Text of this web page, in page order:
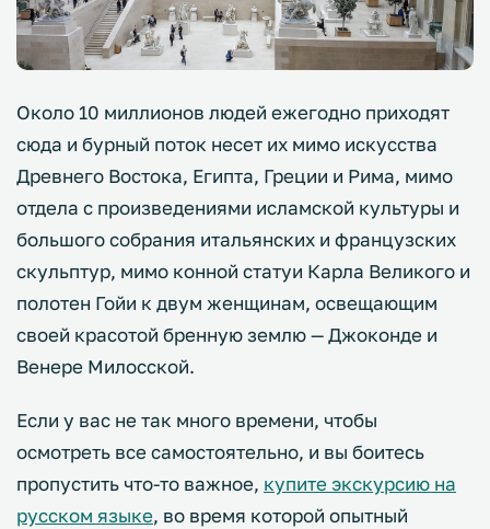
Около 10 миллионов людей ежегодно приходят
сюда и бурный поток несет их мимо искусства
Древнего Востока, Египта, Греции и Рима, мимо
отдела с произведениями исламской культуры и
большого собрания итальянских и французских
скульптур, мимо конной статуи Карла Великого и
полотен Гойи к двум женщинам, освещающим
своей красотой бренную землю — Джоконде и
Венере Милосской.
Если у вас не так много времени, чтобы
осмотреть все самостоятельно, и вы боитесь
пропустить что-то важное, купите экскурсию на
русском языке, во время которой опытный